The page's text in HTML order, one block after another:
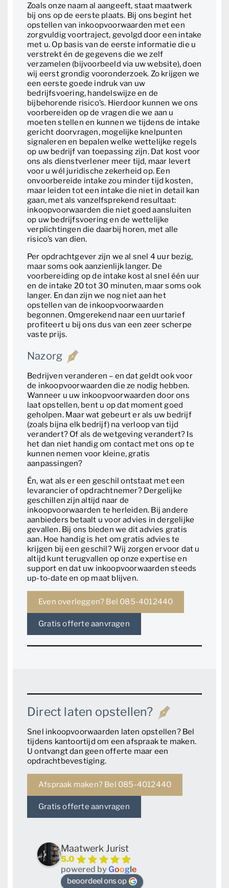
Zoals onze naam al aangeeft, staat maatwerk
bij ons op de eerste plaats. Bij ons begint het
opstellen van inkoopvoorwaarden met een
zorgvuldig voortraject, gevolgd door een intake
met u. Op basis van de eerste informatie die u
verstrekt én de gegevens die we zelf
verzamelen (bijvoorbeeld via uw website), doen
wij eerst grondig vooronderzoek. Zo krijgen we
een eerste goede indruk van uw
bedrijfsvoering, handelswijze en de
bijbehorende risico’s. Hierdoor kunnen we ons
voorbereiden op de vragen die we aan u
moeten stellen en kunnen we tijdens de intake
gericht doorvragen, mogelijke knelpunten
signaleren en bepalen welke wettelijke regels
op uw bedrijf van toepassing zijn. Dat kost voor
ons als dienstverlener meer tijd, maar levert
voor u wél juridische zekerheid op. Een
onvoorbereide intake zou minder tijd kosten,
maar leiden tot een intake die niet in detail kan
gaan, met als vanzelfsprekend resultaat:
inkoopvoorwaarden die niet goed aansluiten
op uw bedrijfsvoering en de wettelijke
verplichtingen die daarbij horen, met alle
risico’s van dien.
Per opdrachtgever zijn we al snel 4 uur bezig,
maar soms ook aanzienlijk langer. De
voorbereiding op de intake kost al snel één uur
en de intake 20 tot 30 minuten, maar soms ook
langer. En dan zijn we nog niet aan het
opstellen van de inkoopvoorwaarden
begonnen. Omgerekend naar een uurtarief
profiteert u bij ons dus van een zeer scherpe
vaste prijs.
Nazorg
Bedrijven veranderen – en dat geldt ook voor
de inkoopvoorwaarden die ze nodig hebben.
Wanneer u uw inkoopvoorwaarden door ons
laat opstellen, bent u op dat moment goed
geholpen. Maar wat gebeurt er als uw bedrijf
(zoals bijna elk bedrijf) na verloop van tijd
verandert? Of als de wetgeving verandert? Is
het dan niet handig om contact met ons op te
kunnen nemen voor kleine, gratis
aanpassingen?
Én, wat als er een geschil ontstaat met een
levarancier of opdrachtnemer? Dergelijke
geschillen zijn altijd naar de
inkoopvoorwaarden te herleiden. Bij andere
aanbieders betaalt u voor advies in dergelijke
gevallen. Bij ons bieden we dit advies gratis
aan. Hoe handig is het om gratis advies te
krijgen bij een geschil? Wij zorgen ervoor dat u
altijd kunt terugvallen op onze expertise en
support en dat uw inkoopvoorwaarden steeds
up-to-date en op maat blijven.
Even overleggen? Bel 085-4012440
Gratis offerte aanvragen
Direct laten opstellen?
Snel inkoopvoorwaarden laten opstellen? Bel
tijdens kantoortijd om een afspraak te maken.
U ontvangt dan geen offerte maar een
opdrachtbevestiging.
Afspraak maken? Bel 085-4012440
Gratis offerte aanvragen
Maatwerk Jurist
5.0
powered byGoogle
beoordeel ons op